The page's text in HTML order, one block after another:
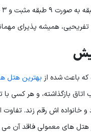
همیشه پذیرای
باعث شده از بهترین هتل
بازگذاشته، و هر کسی با
و خانواده اش رقم زند.
های معمولی فاقد آن می